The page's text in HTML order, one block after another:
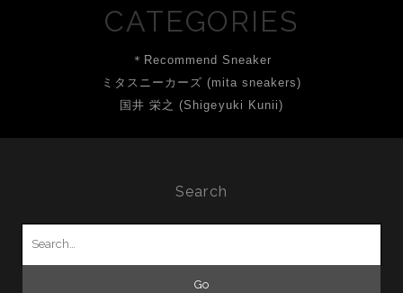
CATEGORIES
＊Recommend Sneaker
ミタスニーカーズ (mita sneakers)
国井 栄之 (Shigeyuki Kunii)
Search